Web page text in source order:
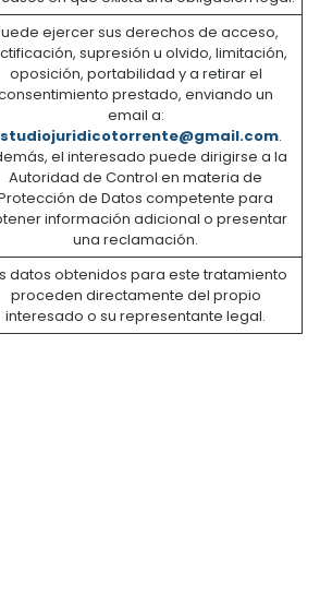
ejercer sus derechos de acceso,
supresión u olvido, limitación,
oposición, portabilidad y a retirar el
prestado, enviando un
email a:
.
el interesado puede dirigirse a la
Autoridad de Control en materia de
de Datos competente para
información adicional o presentar
una reclamación.
datos obtenidos para este tratamiento
proceden directamente del propio
interesado o su representante legal.